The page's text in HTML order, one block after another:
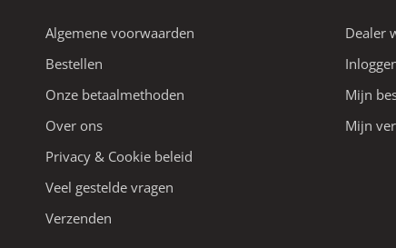
Algemene voorwaarden
Bestellen
Onze betaalmethoden
Over ons
Privacy & Cookie beleid
Veel gestelde vragen
Verzenden
Dealer
Mijn
Mijn